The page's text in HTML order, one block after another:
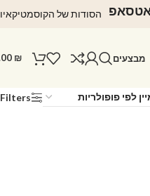
הסודות של
מבצעים ₪
Filters